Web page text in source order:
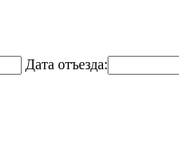
Дата отъезда: